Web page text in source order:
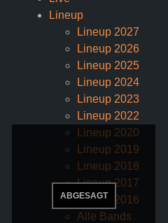
Lineup
Lineup 2027
Lineup 2026
Lineup 2025
Lineup 2024
Lineup 2023
Lineup 2022
Lineup 2020
Lineup 2019
Lineup 2018
Lineup 2017
Lineup 2016
Alle Bands